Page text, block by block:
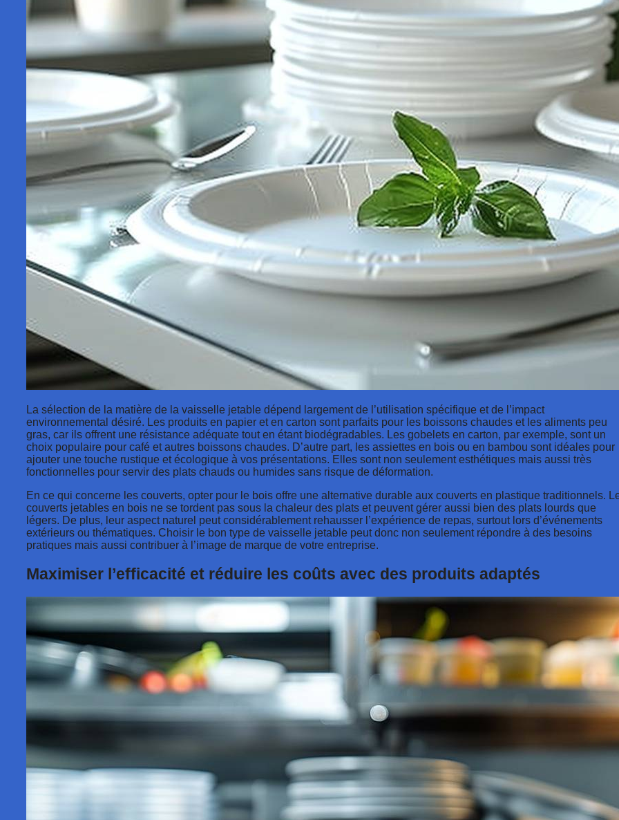
La sélection de la matière de la vaisselle jetable dépend largement de l’utilisation spécifique et de l’impact
environnemental désiré. Les produits en papier et en carton sont parfaits pour les boissons chaudes et les aliments peu
gras, car ils offrent une résistance adéquate tout en étant biodégradables. Les gobelets en carton, par exemple, sont un
choix populaire pour café et autres boissons chaudes. D’autre part, les assiettes en bois ou en bambou sont idéales pour
ajouter une touche rustique et écologique à vos présentations. Elles sont non seulement esthétiques mais aussi très
fonctionnelles pour servir des plats chauds ou humides sans risque de déformation.
En ce qui concerne les couverts, opter pour le bois offre une alternative durable aux couverts en plastique traditionnels.
couverts jetables en bois ne se tordent pas sous la chaleur des plats et peuvent gérer aussi bien des plats lourds que
légers. De plus, leur aspect naturel peut considérablement rehausser l’expérience de repas, surtout lors d’événements
extérieurs ou thématiques. Choisir le bon type de vaisselle jetable peut donc non seulement répondre à des besoins
pratiques mais aussi contribuer à l’image de marque de votre entreprise.
Maximiser l’efficacité et réduire les coûts avec des produits adaptés